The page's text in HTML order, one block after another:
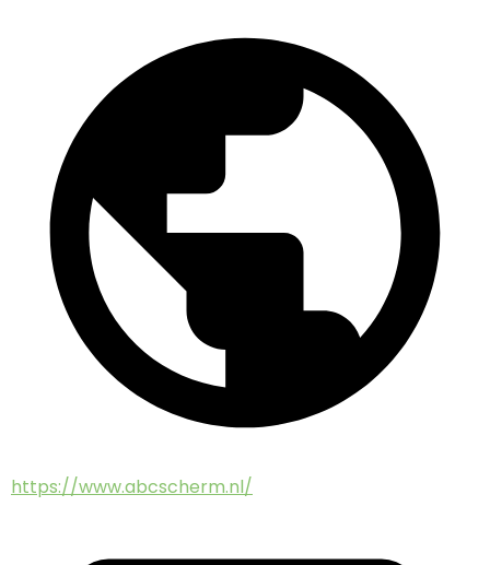
https://www.abcscherm.nl/